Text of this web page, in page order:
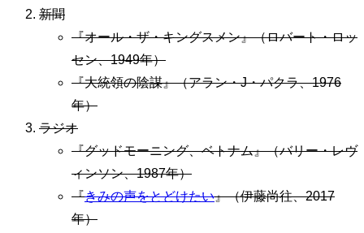
新聞
『オール・ザ・キングスメン』（ロバート・ロッ
セン、1949年）
『大統領の陰謀』（アラン・J・パクラ、1976
年）
ラジオ
『グッドモーニング、ベトナム』（バリー・レヴ
ィンソン、1987年）
『きみの声をとどけたい』（伊藤尚往、2017
年）